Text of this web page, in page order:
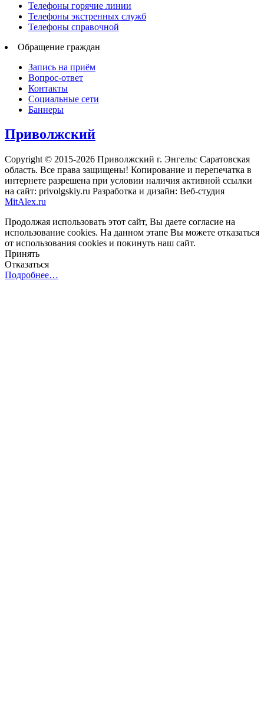
Телефоны горячие линии
Телефоны экстренных служб
Телефоны справочной
Обращение граждан
Запись на приём
Вопрос-ответ
Контакты
Социальные сети
Баннеры
Приволжский
Copyright © 2015-2026 Приволжский г. Энгельс Саратовская
область. Все права защищены! Копирование и перепечатка в
интернете разрешена при условии наличия активной ссылки
на сайт: privolgskiy.ru Разработка и дизайн: Веб-студия
MitAlex.ru
Продолжая использовать этот сайт, Вы даете согласие на
использование cookies. На данном этапе Вы можете отказаться
от использования cookies и покинуть наш сайт.
Принять
Отказаться
Подробнее…